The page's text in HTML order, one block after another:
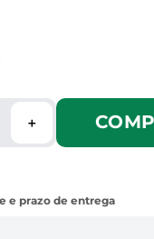
＋